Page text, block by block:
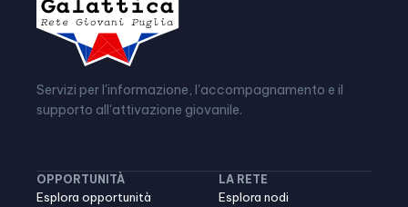
Servizi per l'informazione, l'accompagnamento e il
supporto all'attivazione giovanile.
OPPORTUNITÀ
Esplora opportunità
LA RETE
Esplora nodi